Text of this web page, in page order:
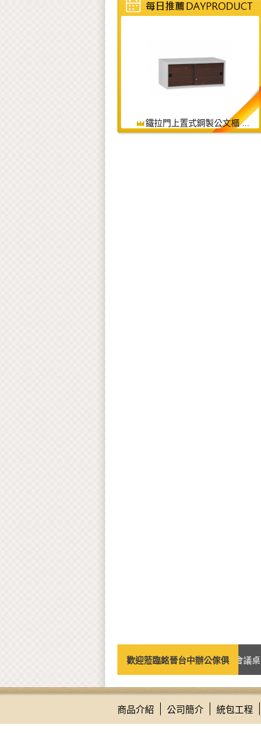
鐵拉門上置式鋼製公文櫃 ...
歡迎蒞臨銘晉台中辦公傢俱
專營辦公家具相關之商品如：台中辦公椅,辦公桌,會議桌,
商品介紹 公司簡介 統包工程